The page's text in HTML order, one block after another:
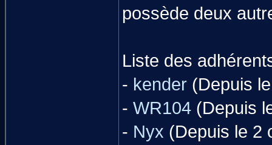
possède deux
Liste des
- kender (Depuis
- WR104 (Depuis
- Nyx (Depuis le 2